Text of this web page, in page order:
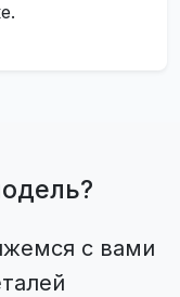
с вами